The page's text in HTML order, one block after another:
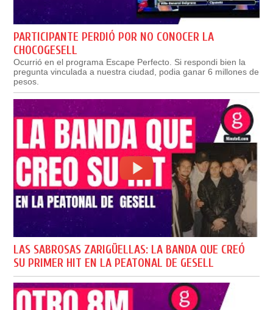
PARTICIPANTE PERDIÓ POR NO CONOCER LA
CHOCOGESELL
Ocurrió en el programa Escape Perfecto. Si respondi bien la
pregunta vinculada a nuestra ciudad, podia ganar 6 millones de
pesos.
LAS SABROSAS ZARIGÜELLAS: LA BANDA QUE CREÓ
SU PRIMER HIT EN LA PEATONAL DE GESELL